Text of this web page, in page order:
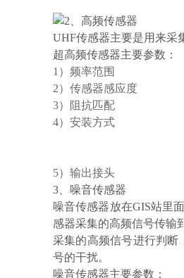
2、高频传感器
UHF传感器主要是用来采
超高频传感器主要参数：
1）频率范围
2）传感器感应度
3）阻抗匹配
4）安装方式
5）输出接头
3、噪音传感器
噪音传感器放在GIS站里
感器采集的高频信号传输
采集的高频信号进行判断
号的干扰。
噪音传感器主要参数：